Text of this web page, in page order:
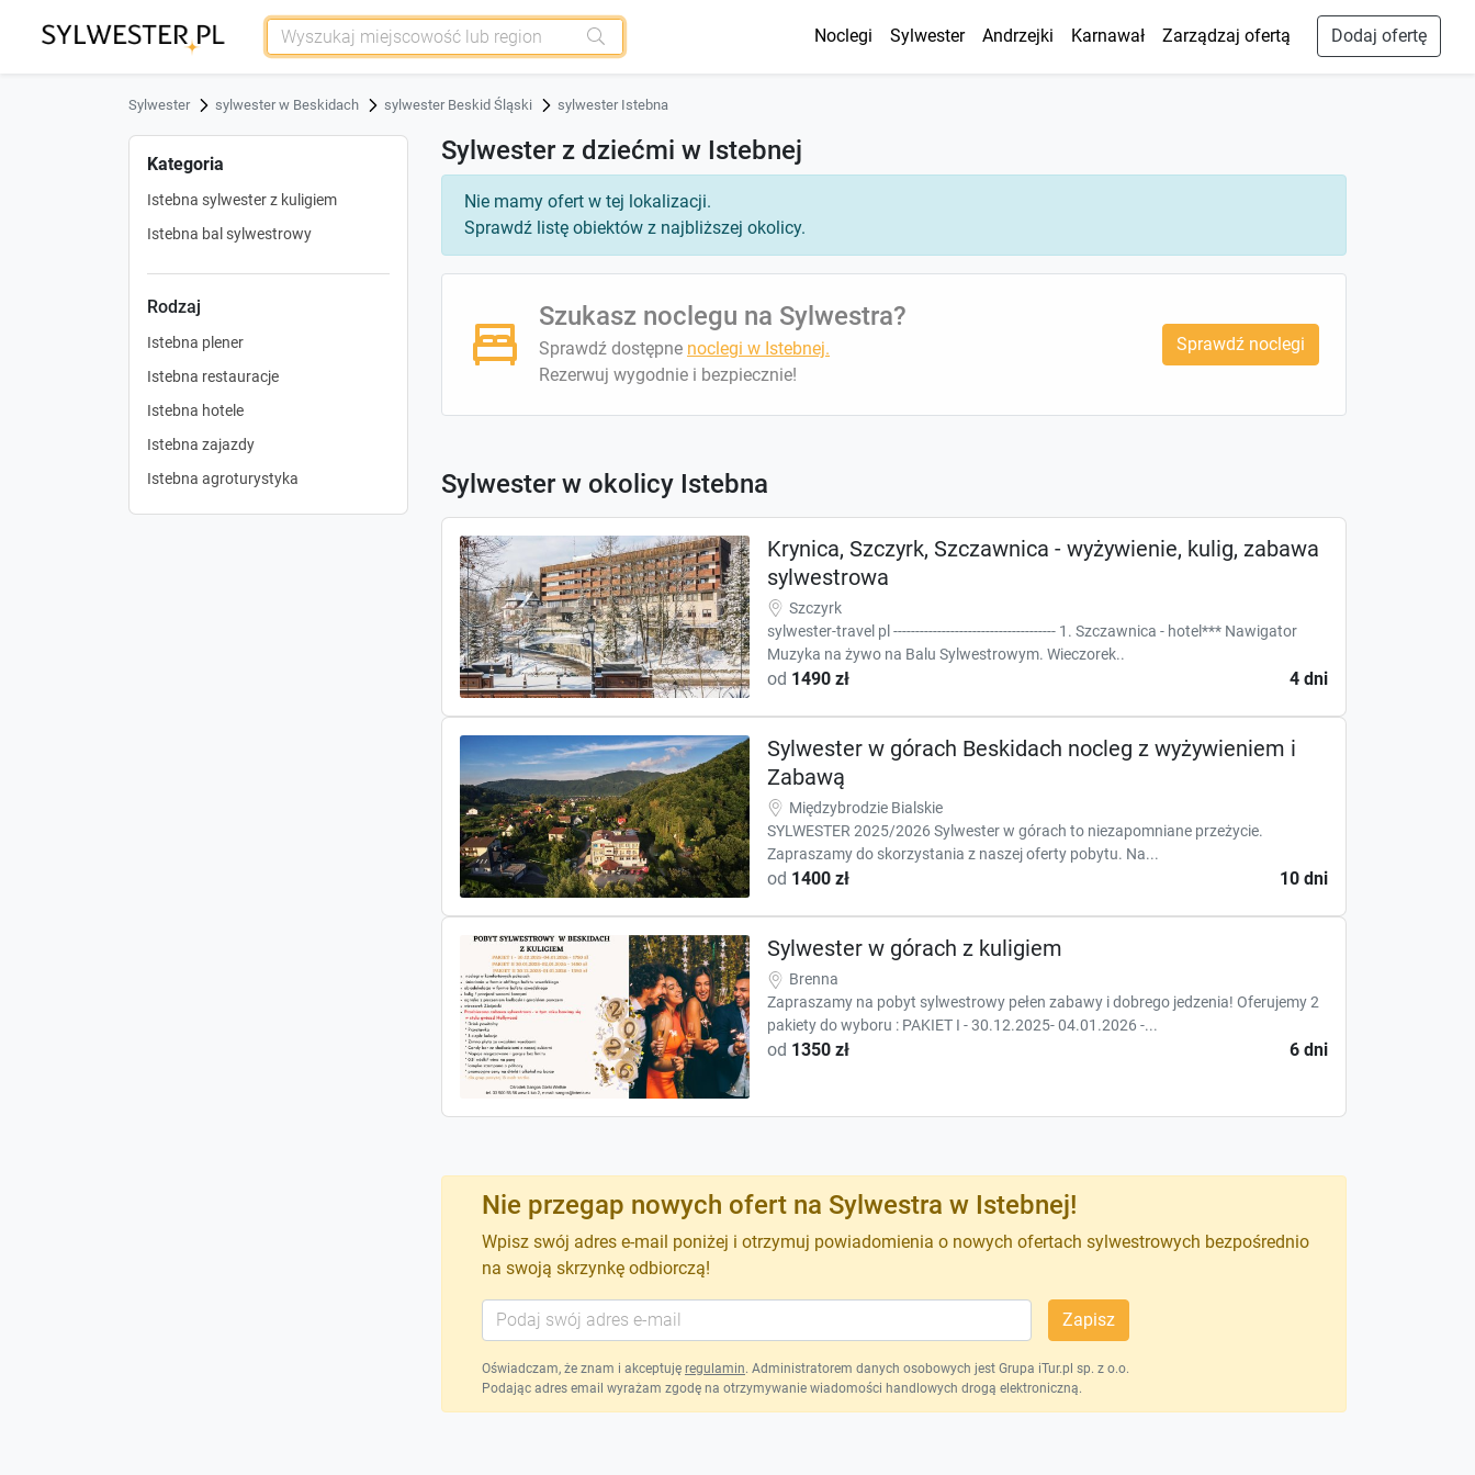
Noclegi Sylwester Andrzejki Karnawał Zarządzaj ofertą Dodaj ofertę
Sylwester sylwester w Beskidach sylwester Beskid Śląski sylwester Istebna
Kategoria
Istebna sylwester z kuligiem
Istebna bal sylwestrowy
Rodzaj
Istebna plener
Istebna restauracje
Istebna hotele
Istebna zajazdy
Istebna agroturystyka
Sylwester z dziećmi w Istebnej
Nie mamy ofert w tej lokalizacji.
Sprawdź listę obiektów z najbliższej okolicy.
Szukasz noclegu na Sylwestra?
Sprawdź dostępne noclegi w Istebnej.
Rezerwuj wygodnie i bezpiecznie!
Sprawdź noclegi
Sylwester w okolicy Istebna
Krynica, Szczyrk, Szczawnica - wyżywienie, kulig, zabawa
sylwestrowa
Szczyrk
sylwester-travel pl ------------------------------------- 1. Szczawnica - hotel*** Nawigator
Muzyka na żywo na Balu Sylwestrowym. Wieczorek..
od 1490 zł 4 dni
Sylwester w górach Beskidach nocleg z wyżywieniem i
Zabawą
Międzybrodzie Bialskie
SYLWESTER 2025/2026 Sylwester w górach to niezapomniane przeżycie.
Zapraszamy do skorzystania z naszej oferty pobytu. Na...
od 1400 zł 10 dni
Sylwester w górach z kuligiem
Brenna
Zapraszamy na pobyt sylwestrowy pełen zabawy i dobrego jedzenia! Oferujemy 2
pakiety do wyboru : PAKIET I - 30.12.2025- 04.01.2026 -...
od 1350 zł 6 dni
Nie przegap nowych ofert na Sylwestra w Istebnej!
Wpisz swój adres e-mail poniżej i otrzymuj powiadomienia o nowych ofertach sylwestrowych bezpośrednio
na swoją skrzynkę odbiorczą!
Zapisz
Oświadczam, że znam i akceptuję regulamin. Administratorem danych osobowych jest Grupa iTur.pl sp. z o.o.
Podając adres email wyrażam zgodę na otrzymywanie wiadomości handlowych drogą elektroniczną.